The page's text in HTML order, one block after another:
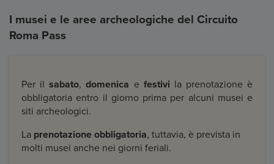
I musei e le aree archeologiche del Circuito
Roma Pass
Per ilsabato,domenica e festivi la prenotazione è
obbligatoria entro il giorno prima per alcuni musei e
siti archeologici.
La prenotazione obbligatoria, tuttavia, è prevista in
molti musei anche nei giorni feriali.